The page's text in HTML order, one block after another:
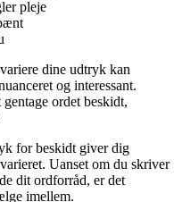
pleje
dine udtryk kan
og interessant.
ordet beskidt,
for beskidt giver dig
Uanset om du skriver
dit ordforråd, er det
imellem.